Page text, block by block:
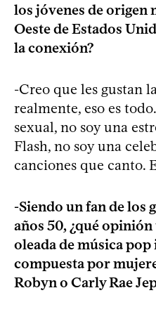
los jóvenes de origen
Oeste de Estados
la conexión?
-Creo que les gustan
realmente, eso es
sexual, no soy una
Flash, no soy una
canciones que canto.
-Siendo un fan de los
años 50, ¿qué
oleada de música
compuesta por
Robyn o Carly Rae